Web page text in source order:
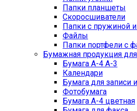
Папки планшеты
Скоросшиватели
Папки с пружиной
Файлы
Папки портфели с
Бумажная продукция
Бумага А-4 А-3
Календари
Бумага для записи
Фотобумага
Бумага А-4 цветная